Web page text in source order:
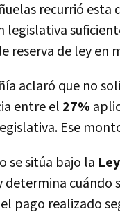
recurrió esta
legislativa
reserva de ley en
aclaró que no
entre el 27%
Ese
se sitúa bajo la
determina cuándo
pago realizado